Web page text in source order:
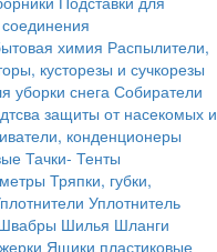
химия Распылители,
кусторезы и сучкорезы
уборки снегаСобиратели
защиты от насекомых и
конденционеры
Тачки- Тенты
Тряпки, губки,
Уплотнитель
Шилья Шланги
Ящики пластиковые